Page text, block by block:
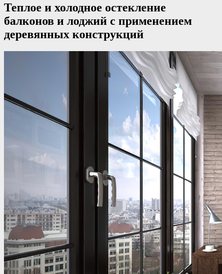
Теплое и холодное остекление
балконов и лоджий с применением
деревянных конструкций